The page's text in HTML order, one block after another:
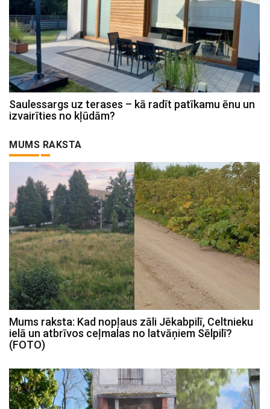
Saulessargs uz terases – kā radīt patīkamu ēnu un
izvairīties no kļūdām?
MUMS RAKSTA
Mums raksta: Kad nopļaus zāli Jēkabpilī, Celtnieku
ielā un atbrīvos ceļmalas no latvāņiem Sēlpilī?
(FOTO)